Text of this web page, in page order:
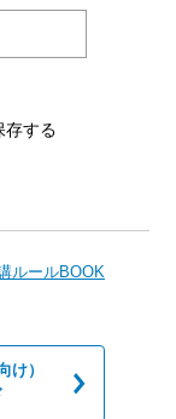
存する
ルールBOOK
）